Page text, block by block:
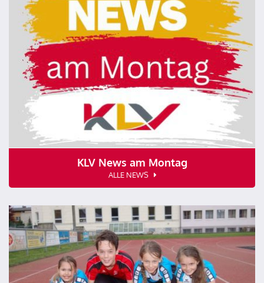
KLV News am Montag
ALLE NEWS